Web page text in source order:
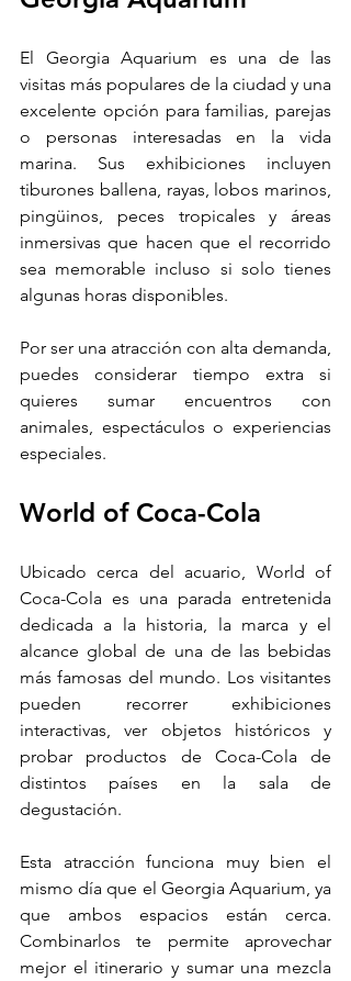
El Georgia Aquarium es una de las
visitas más populares de la ciudad y una
excelente opción para familias, parejas
o personas interesadas en la vida
marina. Sus exhibiciones incluyen
tiburones ballena, rayas, lobos marinos,
pingüinos, peces tropicales y áreas
inmersivas que hacen que el recorrido
sea memorable incluso si solo tienes
algunas horas disponibles.
Por ser una atracción con alta demanda,
puedes considerar tiempo extra si
quieres sumar encuentros con
animales, espectáculos o experiencias
especiales.
World of Coca-Cola
Ubicado cerca del acuario, World of
Coca-Cola es una parada entretenida
dedicada a la historia, la marca y el
alcance global de una de las bebidas
más famosas del mundo. Los visitantes
pueden recorrer exhibiciones
interactivas, ver objetos históricos y
probar productos de Coca-Cola de
distintos países en la sala de
degustación.
Esta atracción funciona muy bien el
mismo día que el Georgia Aquarium, ya
que ambos espacios están cerca.
Combinarlos te permite aprovechar
mejor el itinerario y sumar una mezcla